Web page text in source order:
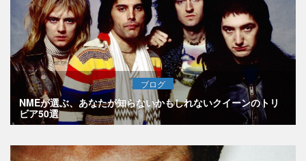
ブログ
NMEが選ぶ、あなたが知らないかもしれないクイーンのトリ
ビア50選